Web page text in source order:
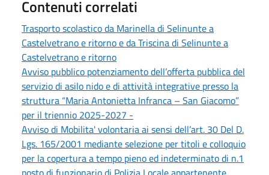
Contenuti correlati
Trasporto scolastico da Marinella di Selinunte a
Castelvetrano e ritorno e da Triscina di Selinunte a
Castelvetrano e ritorno
Avviso pubblico potenziamento dell’offerta pubblica del
servizio di asilo nido e di attività integrative presso la
struttura “Maria Antonietta Infranca – San Giacomo”
per il triennio 2025-2027 -
Avviso di Mobilita' volontaria ai sensi dell’art. 30 Del D.
Lgs. 165/2001 mediante selezione per titoli e colloquio
per la copertura a tempo pieno ed indeterminato di n.1